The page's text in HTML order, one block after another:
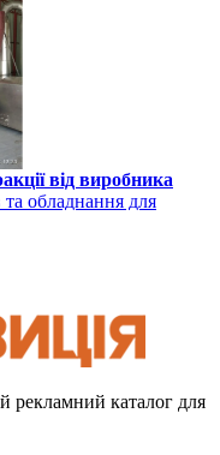
від виробника
обладнання для
рекламний каталог для